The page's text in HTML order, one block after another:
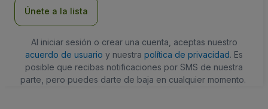
Únete a la lista
Al iniciar sesión o crear una cuenta, aceptas nuestro
acuerdo de usuario y nuestra política de privacidad. Es
posible que recibas notificaciones por SMS de nuestra
parte, pero puedes darte de baja en cualquier momento.